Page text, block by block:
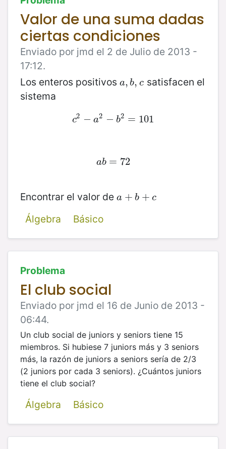
Valor de una suma dadas
ciertas condiciones
Enviado por jmd el 2 de Julio de 2013 -
17:12.
Los enteros positivos a, b, c
a,b,c satisfacen el
sistema
c2 − a2 − b2 = 101
c 2−a2− b2 =101
ab = 72
ab=72
Encontrar el valor de a + b + c
a +b + c
Álgebra
Básico
Problema
El club social
Enviado por jmd el 16 de Junio de 2013 -
06:44.
Un club social de juniors y seniors tiene 15
miembros. Si hubiese 7 juniors más y 3 seniors
más, la razón de juniors a seniors sería de 2/3
(2 juniors por cada 3 seniors). ¿Cuántos juniors
tiene el club social?
Álgebra Básico